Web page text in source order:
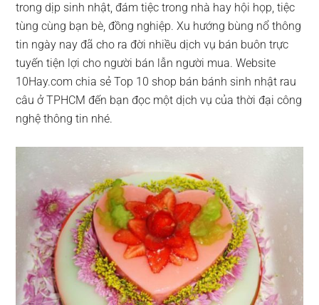
trong dịp sinh nhật, đám tiệc trong nhà hay hội họp, tiệc
tùng cùng bạn bè, đồng nghiệp. Xu hướng bùng nổ thông
tin ngày nay đã cho ra đời nhiều dịch vụ bán buôn trực
tuyến tiện lợi cho người bán lẫn người mua. Website
10Hay.com chia sẻ Top 10 shop bán bánh sinh nhật rau
câu ở TPHCM đến bạn đọc một dịch vụ của thời đại công
nghệ thông tin nhé.